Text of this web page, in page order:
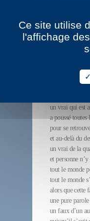
montrera une
jusqu’à
a côté du faux
mais
un vrai qui est
a poussé toutes
pour se
et au-delà du
un vrai de la
et personne
tout le monde
tout le monde
alors que cette
une pure
un faux d’un
Ce site utilise
l'affichage